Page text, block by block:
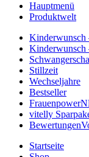
Hauptmenü
Produktwelt
Kinderwunsch
Kinderwunsch
Stillzeit
Wechseljahre
Bestseller
Frauenpower
vitelly
Bewertungen
Startseite